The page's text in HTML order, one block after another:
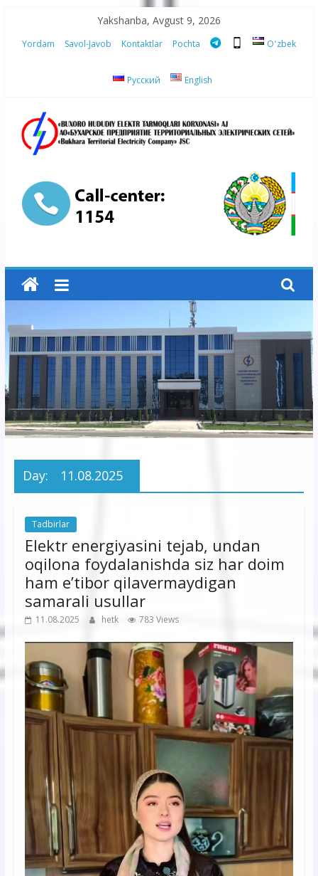
content
Yakshanba, Avgust 9, 2026
Yordam Savol-Javob Kontaktlar Pochta Oʻzbek
Русский English
“Buxoro
hududiy
elektr
tarmoqlari
korxonasi”
AJ
“Buxoro
hududiy
korxonasi”
Day: 11.08.2025
Tadbirlar
Elektr energiyasini tejab, undan
oqilona foydalanishda siz har doim
ham e’tibor qilavermaydigan
samarali usullar
11.08.2025 hetk 783 Views